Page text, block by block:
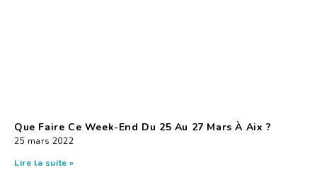
Que Faire Ce Week-End Du 25 Au 27 Mars À Aix ?
25 mars 2022
Lire la suite »